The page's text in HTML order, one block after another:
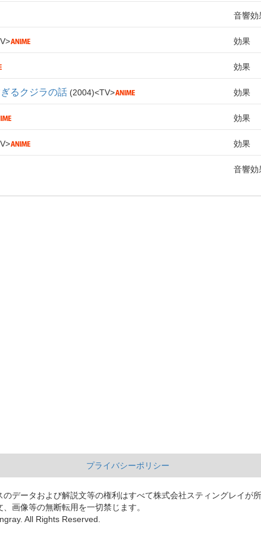
音響効
効果
効果
るクジラの話 2004 TV 効果
効果
効果
音響効
プライバシーポリシー
のデータおよび解説文等の権利はすべて株式会社スティングレイが
画像等の無断転用を一切禁じます。
All Rights Reserved.